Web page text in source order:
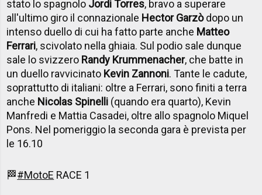
stato lo spagnolo Jordi Torres, bravo a superare
all'ultimo giro il connazionale Hector Garzòdopo un
intenso duello di cui ha fatto parte anche Matteo
Ferrari, scivolato nella ghiaia. Sul podio sale dunque
sale lo svizzero Randy Krummenacher, che batte in
un duello ravvicinato Kevin Zannoni. Tante le cadute,
soprattutto di italiani: oltre a Ferrari, sono finiti a terra
anche Nicolas Spinelli (quando era quarto), Kevin
Manfredi e Mattia Casadei, oltre allo spagnolo Miquel
Pons. Nel pomeriggio la seconda gara è prevista per
le 16.10
🏁#MotoE RACE 1